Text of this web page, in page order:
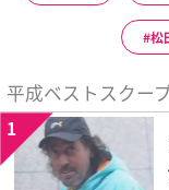
松
平成ベストスクー
1